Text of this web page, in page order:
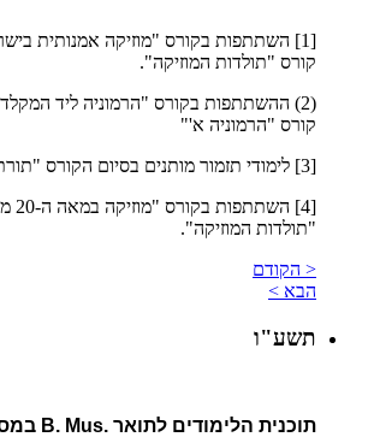
[1] השתתפות בקורס "מוזיקה אמנותית
קורס "תולדות המוזיקה".
(2) ההשתתפות בקורס "הרמוניה ליד
קורס "הרמוניה א'"
[3] לימודי תזמור מותנים בסיום הקורס "תורת הכלים".
[4]
"תולדות המוזיקה".
< הקודם
הבא >
תשע"ו
תוכנית הלימודים לתואר .B. Mus במסלול חד-חוגי